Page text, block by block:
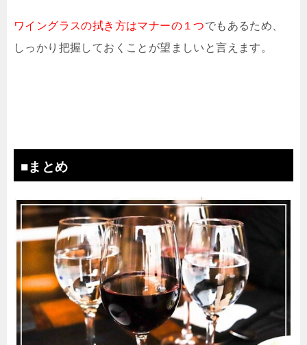
ワイングラスの拭き方はマナーの１つでもあるため、
しっかり把握しておくことが望ましいと言えます。
■まとめ